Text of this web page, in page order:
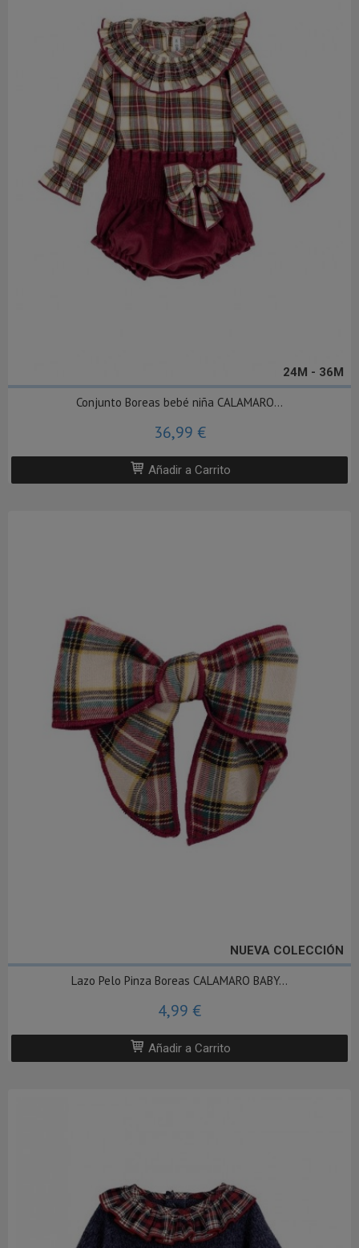
24M - 36M
Conjunto Boreas bebé niña CALAMARO...
36,99 €
Añadir a Carrito
NUEVA COLECCIÓN
Lazo Pelo Pinza Boreas CALAMARO BABY...
4,99 €
Añadir a Carrito